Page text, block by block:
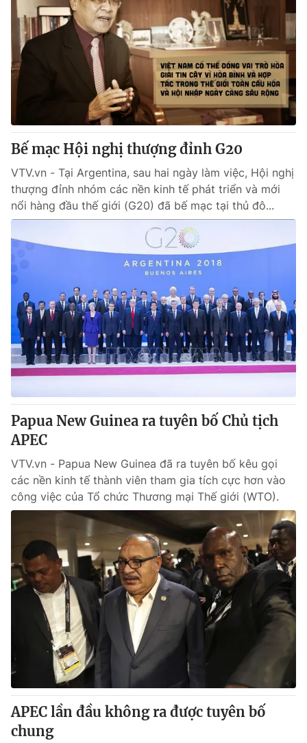
Bế mạc Hội nghị thượng đỉnh G20
VTV.vn - Tại Argentina, sau hai ngày làm việc, Hội nghị
thượng đỉnh nhóm các nền kinh tế phát triển và mới
nổi hàng đầu thế giới (G20) đã bế mạc tại thủ đô...
Papua New Guinea ra tuyên bố Chủ tịch
APEC
VTV.vn - Papua New Guinea đã ra tuyên bố kêu gọi
các nền kinh tế thành viên tham gia tích cực hơn vào
công việc của Tổ chức Thương mại Thế giới (WTO).
APEC lần đầu không ra được tuyên bố
chung